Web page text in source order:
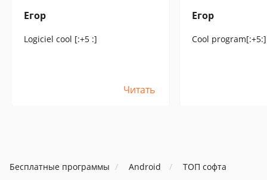
Егор
Logiciel cool [:+5 :]
Читать
Егор
Cool program[:+5:]
Бесплатные программы Android ТОП софта